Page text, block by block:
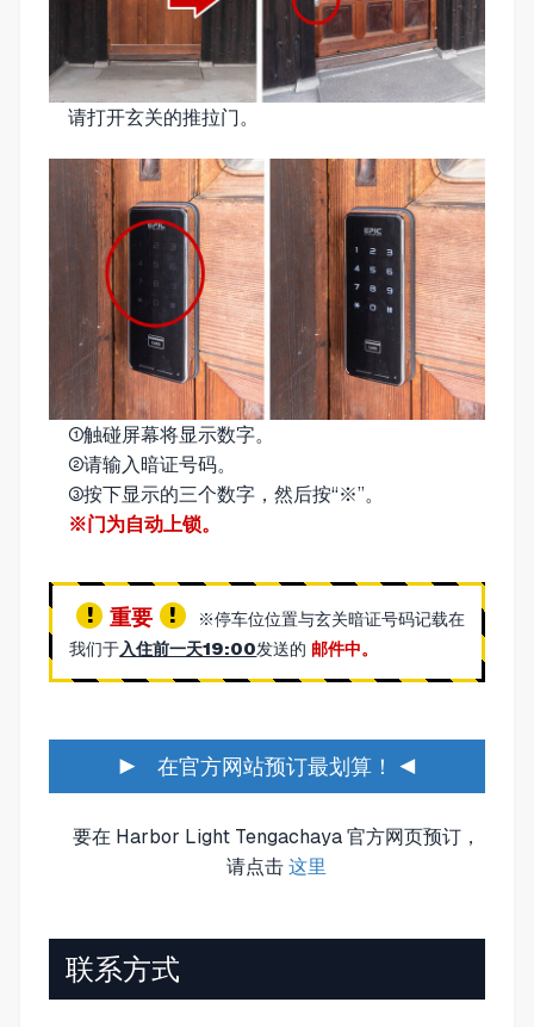
请打开玄关的推拉门。
①触碰屏幕将显示数字。
②请输入暗证号码。
③按下显示的三个数字，然后按“※”。
※门为自动上锁。
重要
※停车位位置与玄关暗证号码记载在
我们于入住前一天19:00发送的 邮件中。
▶ 在官方网站预订最划算！ ◀
要在 Harbor Light Tengachaya 官方网页预订，
请点击 这里
联系方式